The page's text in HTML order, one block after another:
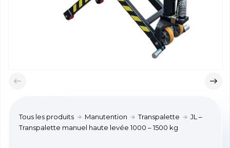
Tous les produits Manutention Transpalette
JL –
Transpalette manuel haute levée 1000 – 1500 kg